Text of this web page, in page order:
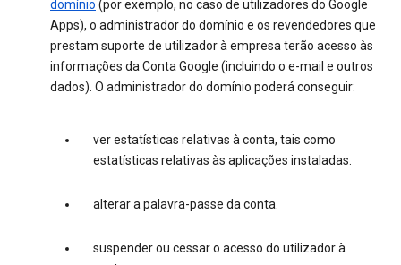
domínio (por exemplo, no caso de utilizadores do Google
Apps), o administrador do domínio e os revendedores que
prestam suporte de utilizador à empresa terão acesso às
informações da Conta Google (incluindo o e-mail e outros
dados). O administrador do domínio poderá conseguir:
ver estatísticas relativas à conta, tais como
estatísticas relativas às aplicações instaladas.
alterar a palavra-passe da conta.
suspender ou cessar o acesso do utilizador à